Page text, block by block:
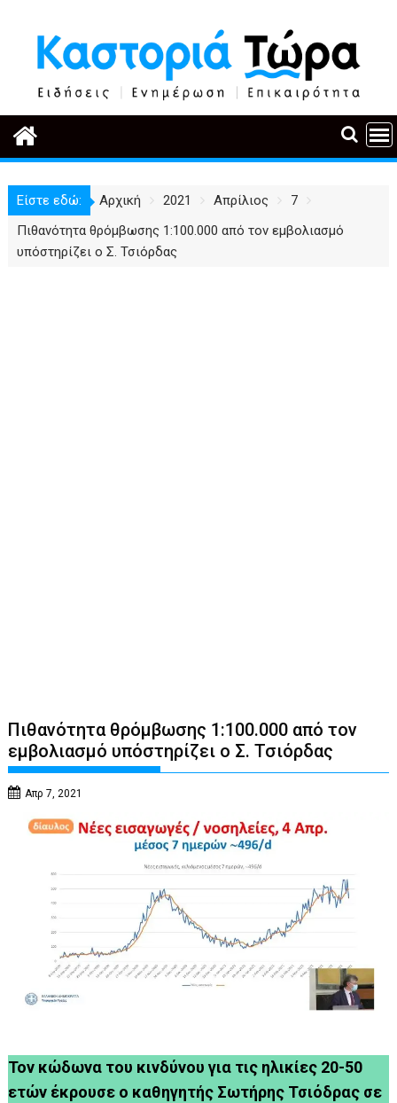
περιεχόμενο
Είστε εδώ: Αρχική 2021 Απρίλιος
7
Πιθανότητα θρόμβωσης 1:100.000 από τον εμβολιασμό
υπόστηρίζει ο Σ. Τσιόρδας
Πιθανότητα θρόμβωσης 1:100.000 από τον
εμβολιασμό υπόστηρίζει ο Σ. Τσιόρδας
Απρ 7, 2021
Τον κώδωνα του κινδύνου για τις ηλικίες 20-50
ετών έκρουσε ο καθηγητής Σωτήρης Τσιόδρας σε